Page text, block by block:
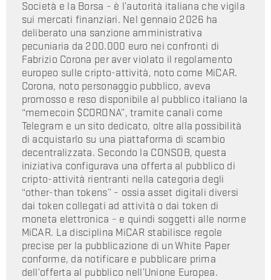
Società e la Borsa – è l’autorità italiana che vigila
sui mercati finanziari. Nel gennaio 2026 ha
deliberato una sanzione amministrativa
pecuniaria da 200.000 euro nei confronti di
Fabrizio Corona per aver violato il regolamento
europeo sulle cripto-attività, noto come MiCAR.
Corona, noto personaggio pubblico, aveva
promosso e reso disponibile al pubblico italiano la
“memecoin $CORONA”, tramite canali come
Telegram e un sito dedicato, oltre alla possibilità
di acquistarlo su una piattaforma di scambio
decentralizzata. Secondo la CONSOB, questa
iniziativa configurava una offerta al pubblico di
cripto-attività rientranti nella categoria degli
“other-than tokens” – ossia asset digitali diversi
dai token collegati ad attività o dai token di
moneta elettronica – e quindi soggetti alle norme
MiCAR. La disciplina MiCAR stabilisce regole
precise per la pubblicazione di un White Paper
conforme, da notificare e pubblicare prima
dell’offerta al pubblico nell’Unione Europea.